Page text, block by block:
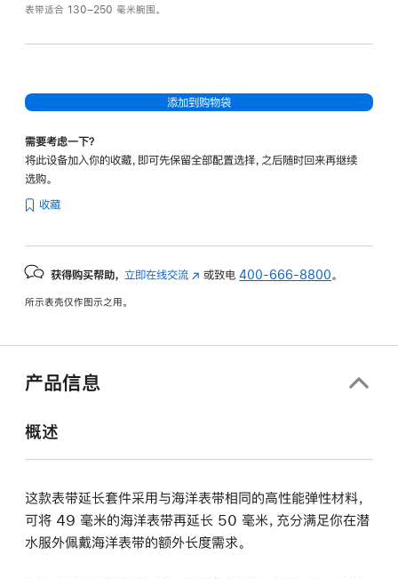
表带适合 130–250 毫米腕围。
添加到购物袋
需要考虑一下？
将此设备加入你的收藏，即可先保留全部配置选择，之后随时回来再继续
选购。
收藏
获得购买帮助， 立即在线交流 (在
中
或致电400-666-8800 。
所示表壳仅作图示之用。
产品信息
概述
这款表带延长套件采用与海洋表带相同的高性能弹性材料，
可将 49 毫米的海洋表带再延长 50 毫米，充分满足你在潜
水服外佩戴海洋表带的额外长度需求。